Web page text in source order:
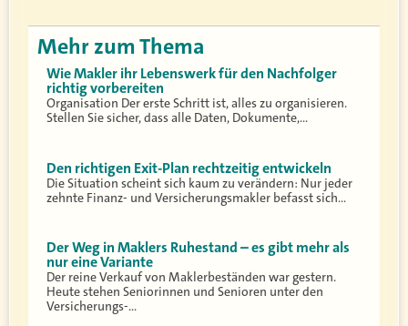
Mehr zum Thema
Wie Makler ihr Lebenswerk für den Nachfolger
richtig vorbereiten
Organisation Der erste Schritt ist, alles zu organisieren.
Stellen Sie sicher, dass alle Daten, Dokumente,…
Den richtigen Exit-Plan rechtzeitig entwickeln
Die Situation scheint sich kaum zu verändern: Nur jeder
zehnte Finanz- und Versicherungsmakler befasst sich…
Der Weg in Maklers Ruhestand – es gibt mehr als
nur eine Variante
Der reine Verkauf von Maklerbeständen war gestern.
Heute stehen Seniorinnen und Senioren unter den
Versicherungs-…